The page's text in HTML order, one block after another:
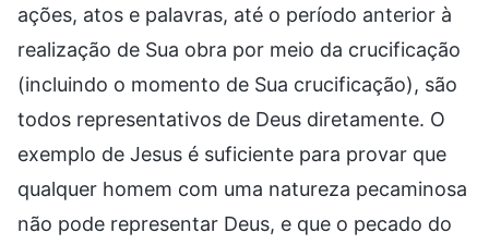
ações, atos e palavras, até o período anterior à
realização de Sua obra por meio da crucificação
(incluindo o momento de Sua crucificação), são
todos representativos de Deus diretamente. O
exemplo de Jesus é suficiente para provar que
qualquer homem com uma natureza pecaminosa
não pode representar Deus, e que o pecado do